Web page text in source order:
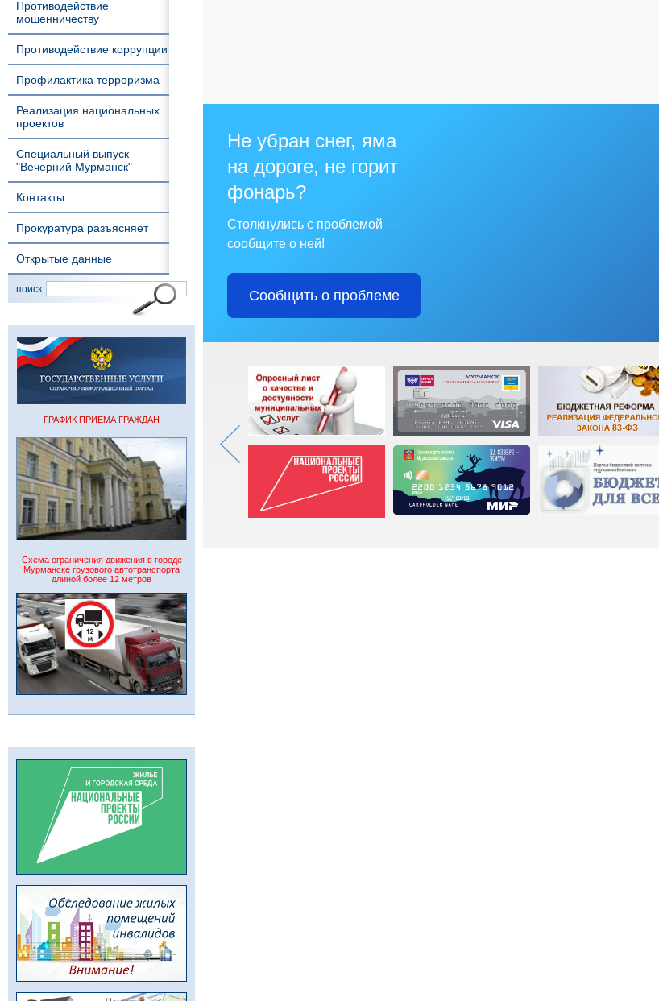
Противодействие
мошенничеству
Противодействие коррупции
Профилактика терроризма
Реализация национальных
проектов
Специальный выпуск
"Вечерний Мурманск"
Контакты
Прокуратура разъясняет
Открытые данные
поиск
ГРАФИК ПРИЕМА ГРАЖДАН
Схема ограничения движения в городе
Мурманске грузового автотранспорта
длиной более 12 метров
Не убран снег, яма
на дороге, не горит
фонарь?
Столкнулись с проблемой —
сообщите о ней!
Сообщить о проблеме